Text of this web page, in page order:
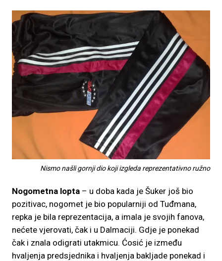
Nismo našli gornji dio koji izgleda reprezentativno ružno
Nogometna lopta – u doba kada je Šuker još bio
pozitivac, nogomet je bio popularniji od Tuđmana,
repka je bila reprezentacija, a imala je svojih fanova,
nećete vjerovati, čak i u Dalmaciji. Gdje je ponekad
čak i znala odigrati utakmicu. Ćosić je između
hvaljenja predsjednika i hvaljenja bakljade ponekad i